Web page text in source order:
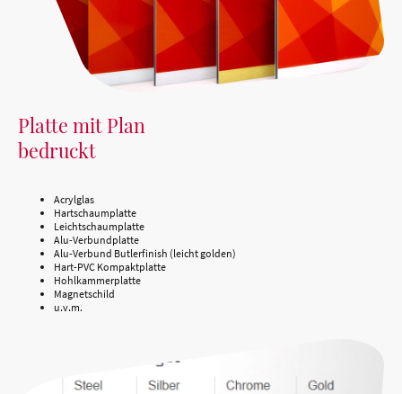
Platte mit Plan
bedruckt
Acrylglas
Hartschaumplatte
Leichtschaumplatte
Alu-Verbundplatte
Alu-Verbund Butlerfinish (leicht golden)
Hart-PVC Kompaktplatte
Hohlkammerplatte
Magnetschild
u.v.m.